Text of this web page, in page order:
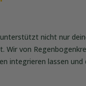
nicht nur
Wir von
integrieren lassen